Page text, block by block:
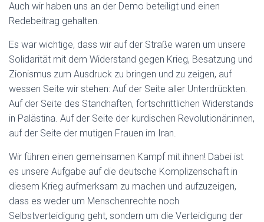
Auch wir haben uns an der Demo beteiligt und einen
Redebeitrag gehalten.
Es war wichtige, dass wir auf der Straße waren um unsere
Solidarität mit dem Widerstand gegen Krieg, Besatzung und
Zionismus zum Ausdruck zu bringen und zu zeigen, auf
wessen Seite wir stehen: Auf der Seite aller Unterdrückten.
Auf der Seite des Standhaften, fortschrittlichen Widerstands
in Palästina. Auf der Seite der kurdischen Revolutionär:innen,
auf der Seite der mutigen Frauen im Iran.
Wir führen einen gemeinsamen Kampf mit ihnen! Dabei ist
es unsere Aufgabe auf die deutsche Komplizenschaft in
diesem Krieg aufmerksam zu machen und aufzuzeigen,
dass es weder um Menschenrechte noch
Selbstverteidigung geht, sondern um die Verteidigung der